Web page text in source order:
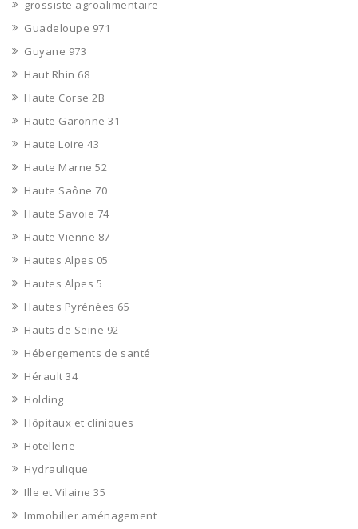
grossiste agroalimentaire
Guadeloupe 971
Guyane 973
Haut Rhin 68
Haute Corse 2B
Haute Garonne 31
Haute Loire 43
Haute Marne 52
Haute Saône 70
Haute Savoie 74
Haute Vienne 87
Hautes Alpes 05
Hautes Alpes 5
Hautes Pyrénées 65
Hauts de Seine 92
Hébergements de santé
Hérault 34
Holding
Hôpitaux et cliniques
Hotellerie
Hydraulique
Ille et Vilaine 35
Immobilier aménagement